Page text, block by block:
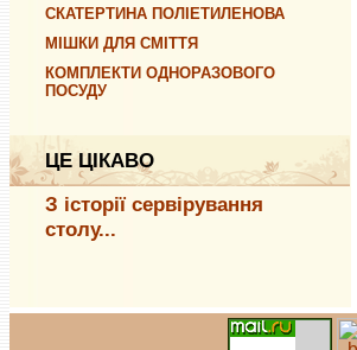
СКАТЕРТИНА ПОЛІЕТИЛЕНОВА
МІШКИ ДЛЯ СМІТТЯ
КОМПЛЕКТИ ОДНОРАЗОВОГО
ПОСУДУ
ЦЕ ЦІКАВО
З історії сервірування
столу...